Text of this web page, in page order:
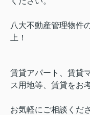
八大不動産管理物件
上！
賃貸アパート、賃貸
ス用地等、賃貸をお
お気軽にご相談くだ